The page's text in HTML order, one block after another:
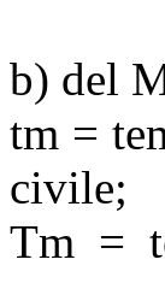
b) del
tm =
civile;
Tm =